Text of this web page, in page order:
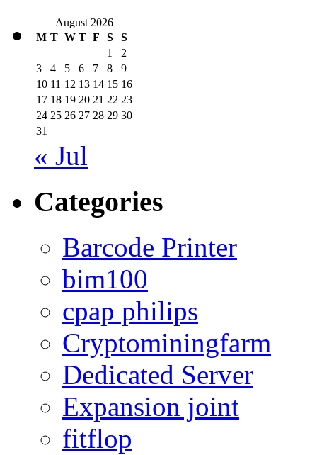
August 2026
M T W T F S
S
1
2
3
4 5 6 7 8
9
10 11 12 13 14 15 16
17 18 19 20 21 22 23
24 25 26 27 28 29 30
31
« Jul
Categories
Barcode Printer
bim100
cpap philips
Cryptominingfarm
Dedicated Server
Expansion joint
fitflop